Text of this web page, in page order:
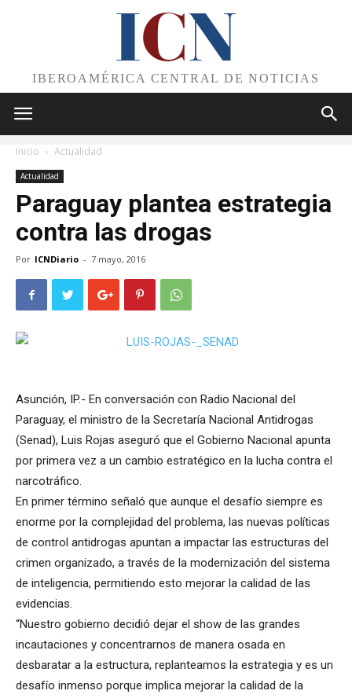
ICN
IBEROAMÉRICA CENTRAL DE NOTICIAS
Inicio Actualidad
Actualidad
Paraguay plantea estrategia
contra las drogas
Por ICNDiario - 7 mayo, 2016
Asunción, IP.- En conversación con Radio Nacional del
Paraguay, el ministro de la Secretaría Nacional Antidrogas
(Senad), Luis Rojas aseguró que el Gobierno Nacional apunta
por primera vez a un cambio estratégico en la lucha contra el
narcotráfico.
En primer término señaló que aunque el desafío siempre es
enorme por la complejidad del problema, las nuevas políticas
de control antidrogas apuntan a impactar las estructuras del
crimen organizado, a través de la modernización del sistema
de inteligencia, permitiendo esto mejorar la calidad de las
evidencias.
“Nuestro gobierno decidió dejar el show de las grandes
incautaciones y concentrarnos de manera osada en
desbaratar a la estructura, replanteamos la estrategia y es un
desafío inmenso porque implica mejorar la calidad de la